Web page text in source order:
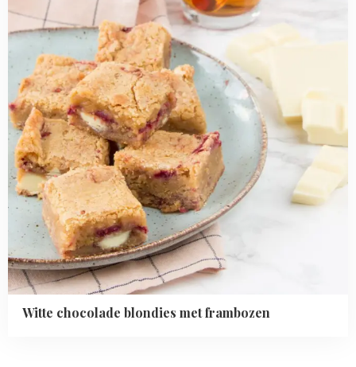
Witte chocolade blondies met frambozen
met
frambozen